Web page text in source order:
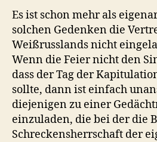
Es ist schon mehr als
solchen Gedenken die
Weißrusslands nicht
Wenn die Feier nicht den
dass der Tag der
sollte, dann ist einfach
diejenigen zu einer
einzuladen, die bei der die
Schreckensherrschaft der